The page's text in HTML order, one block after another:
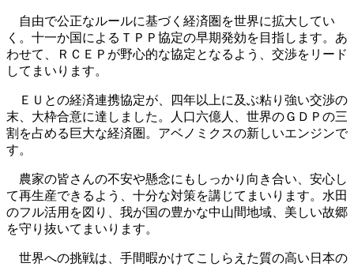
自由で公正なルールに基づく経済圏を世界に拡大してい
く。十一か国によるＴＰＰ協定の早期発効を目指します。あ
わせて、ＲＣＥＰが野心的な協定となるよう、交渉をリード
してまいります。
ＥＵとの経済連携協定が、四年以上に及ぶ粘り強い交渉の
末、大枠合意に達しました。人口六億人、世界のＧＤＰの三
割を占める巨大な経済圏。アベノミクスの新しいエンジンで
す。
農家の皆さんの不安や懸念にもしっかり向き合い、安心し
て再生産できるよう、十分な対策を講じてまいります。水田
のフル活用を図り、我が国の豊かな中山間地域、美しい故郷
を守り抜いてまいります。
世界への挑戦は、手間暇かけてこしらえた質の高い日本の